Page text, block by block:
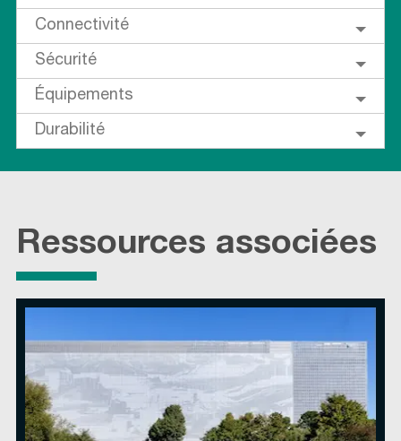
Connectivité
Sécurité
Équipements
Durabilité
Ressources associées